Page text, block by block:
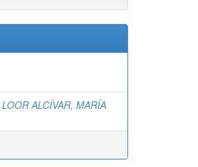
LOOR ALCÍVAR, MARÍA